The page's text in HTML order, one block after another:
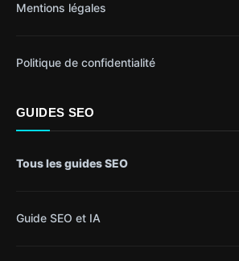
Mentions légales
Politique de confidentialité
GUIDES SEO
Tous les guides SEO
Guide SEO et IA